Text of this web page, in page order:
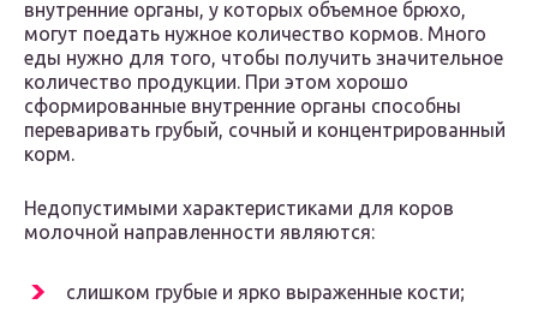
внутренние органы, у которых объемное брюхо,
могут поедать нужное количество кормов. Много
еды нужно для того, чтобы получить значительное
количество продукции. При этом хорошо
сформированные внутренние органы способны
переваривать грубый, сочный и концентрированный
корм.
Недопустимыми характеристиками для коров
молочной направленности являются:
слишком грубые и ярко выраженные кости;